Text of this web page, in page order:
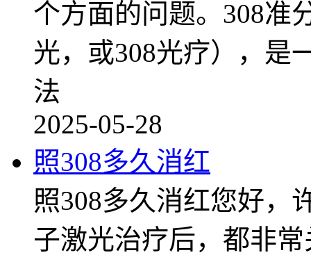
个方面的问题。308准
光，或308光疗），是
法
2025-05-28
照308多久消红
照308多久消红您好，
子激光治疗后，都非